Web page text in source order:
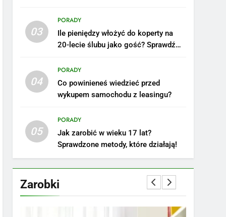
03
PORADY
Ile pieniędzy włożyć do koperty na
20-lecie ślubu jako gość? Sprawdź
04
PORADY
Co powinieneś wiedzieć przed
wykupem samochodu z leasingu?
05
PORADY
Jak zarobić w wieku 17 lat?
Sprawdzone metody, które działają!
Zarobki
na tym stanowisku
ZAROBKI
szkole: pomysły i